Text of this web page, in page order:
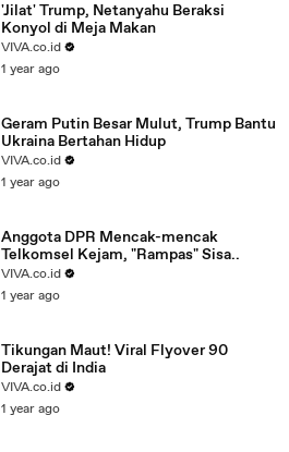
'Jilat' Trump, Netanyahu Beraksi
Konyol di Meja Makan
VIVA.co.id
1 year ago
Geram Putin Besar Mulut, Trump Bantu
Ukraina Bertahan Hidup
VIVA.co.id
1 year ago
Anggota DPR Mencak-mencak
Telkomsel Kejam, "Rampas" Sisa..
VIVA.co.id
1 year ago
Tikungan Maut! Viral Flyover 90
Derajat di India
VIVA.co.id
1 year ago